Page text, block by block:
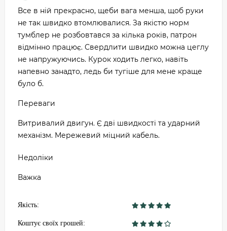
Все в ній прекрасно, щеби вага менша, щоб руки
не так швидко втомлювалися. За якістю норм
тумблер не розбовтався за кілька років, патрон
відмінно працює. Свердлити швидко можна цеглу
не напружуючись. Курок ходить легко, навіть
напевно занадто, ледь би тугіше для мене краще
було б.
Переваги
Витривалий двигун. Є дві швидкості та ударний
механізм. Мережевий міцний кабель.
Недоліки
Важка
Якість:
Коштує своїх грошей: